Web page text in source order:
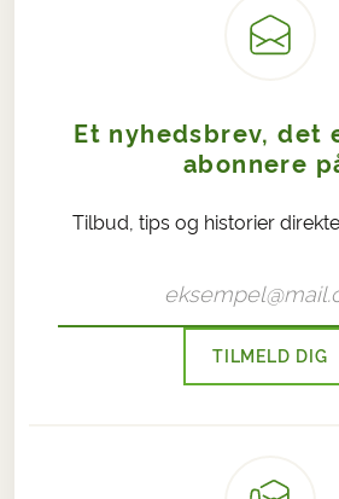
Et nyhedsbrev, det
abonnere
Tilbud, tips og historier
TILMELD DIG